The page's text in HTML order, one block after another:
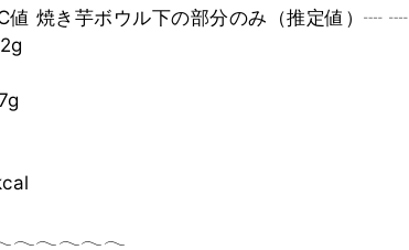
焼き芋ボウル下の部分のみ（推定値）┈ ┈